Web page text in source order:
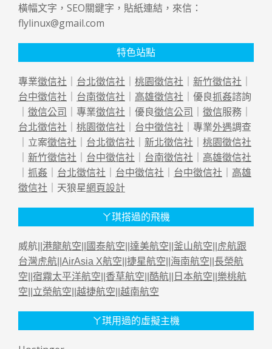
橫幅文字，SEO關鍵字，貼紙連結，來信：
flylinux@gmail.com
特色站點
專業徵信社 ｜ 台北徵信社 ｜ 桃園徵信社 ｜ 新竹徵信社 ｜
台中徵信社 ｜ 台南徵信社 ｜ 高雄徵信社 ｜優良抓姦諮詢
｜ 徵信公司 ｜專業徵信社 ｜優良徵信公司 ｜ 徵信服務｜
台北徵信社 ｜ 桃園徵信社 ｜ 台中徵信社 ｜專業外遇調查
｜立案徵信社 ｜ 台北徵信社 ｜ 新北徵信社 ｜ 桃園徵信社
｜ 新竹徵信社 ｜ 台中徵信社 ｜ 台南徵信社 ｜ 高雄徵信社
｜ 抓姦 ｜ 台北徵信社 ｜ 台中徵信社 ｜ 台中徵信社 ｜ 高雄
徵信社 ｜天狼星網頁設計
ㄚ琪搭過的飛機
威航|| 港龍航空 國泰航空 達美航空 釜山航空
虎航跟
台灣虎航 AirAsia X航空 捷星航空 海南航空 長榮航
空 宿霧太平洋航空 香草航空 酷航 日本航空 樂桃航
空 立榮航空 越捷航空 越南航空
ㄚ琪用過的虛擬主機